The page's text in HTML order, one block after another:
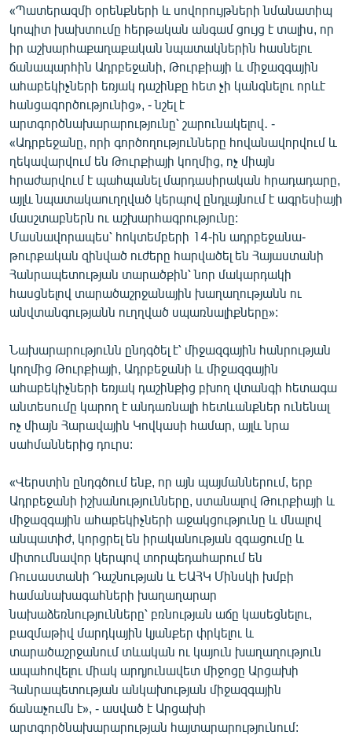
«Պատերազմի օրենքների և սովորույթների նմանատիպ
կոպիտ խախտումը հերթական անգամ ցույց է տալիս, որ
իր աշխարհաքաղաքական նպատակներին հասնելու
ճանապարհին Ադրբեջանի, Թուրքիայի և միջազգային
ահաբեկիչների եռյակ դաշինքը հետ չի կանգնելու որևէ
հանցագործությունից», - նշել է
արտգործնախարարությունը՝ շարունակելով․ -
«Ադրբեջանը, որի գործողությունները հովանավորվում և
ղեկավարվում են Թուրքիայի կողմից, ոչ միայն
հրաժարվում է պահպանել մարդասիրական հրադադարը,
այլև նպատակաուղղված կերպով ընդլայնում է ագրեսիայի
մասշտաբներն ու աշխարհագրությունը:
Մասնավորապես՝ հոկտեմբերի 14-ին ադրբեջանա-
թուրքական զինված ուժերը հարվածել են Հայաստանի
Հանրապետության տարածքին՝ նոր մակարդակի
հասցնելով տարածաշրջանային խաղաղությանն ու
անվտանգությանն ուղղված սպառնալիքները»:
Նախարարությունն ընդգծել է՝ միջազգային հանրության
կողմից Թուրքիայի, Ադրբեջանի և միջազգային
ահաբեկիչների եռյակ դաշինքից բխող վտանգի հետագա
անտեսումը կարող է անդառնալի հետևանքներ ունենալ
ոչ միայն Հարավային Կովկասի համար, այլև նրա
սահմաններից դուրս:
«Վերստին ընդգծում ենք, որ այն պայմաններում, երբ
Ադրբեջանի իշխանությունները, ստանալով Թուրքիայի և
միջազգային ահաբեկիչների աջակցությունը և մնալով
անպատիժ, կորցրել են իրականության զգացումը և
միտումնավոր կերպով տորպեդահարում են
Ռուսաստանի Դաշնության և ԵԱՀԿ Մինսկի խմբի
համանախագահների խաղաղարար
նախաձեռնությունները՝ բռնության աճը կասեցնելու,
բազմաթիվ մարդկային կյանքեր փրկելու և
տարածաշրջանում տևական ու կայուն խաղաղություն
ապահովելու միակ արդյունավետ միջոցը Արցախի
Հանրապետության անկախության միջազգային
ճանաչումն է», - ասված է Արցախի
արտգործնախարարության հայտարարությունում: